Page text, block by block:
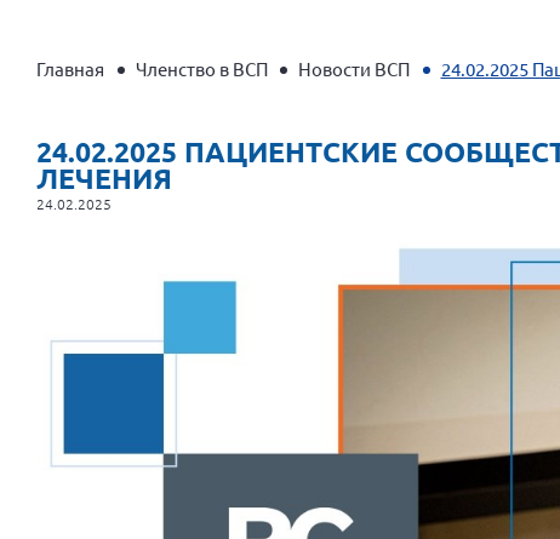
Главная Членство в ВСП Новости ВСП 24.02.2025
24.02.2025 ПАЦИЕНТСКИЕ
ЛЕЧЕНИЯ
24.02.2025